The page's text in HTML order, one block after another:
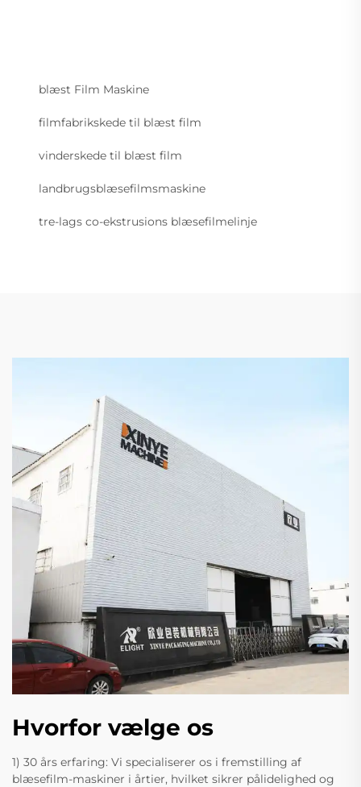
blæst Film Maskine
filmfabrikskede til blæst film
vinderskede til blæst film
landbrugsblæsefilmsmaskine
tre-lags co-ekstrusions blæsefilmelinje
Hvorfor vælge os
1) 30 års erfaring: Vi specialiserer os i fremstilling af
blæsefilm-maskiner i årtier, hvilket sikrer pålidelighed og